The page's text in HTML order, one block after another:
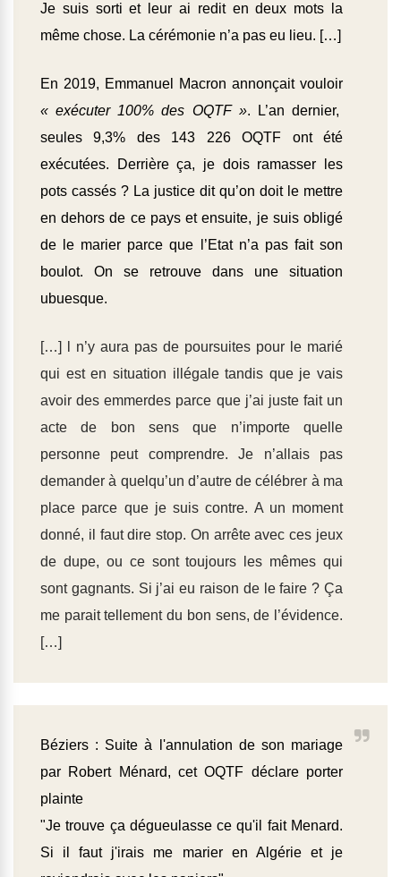
Je suis sorti et leur ai redit en deux mots la
même chose. La cérémonie n’a pas eu lieu. […]
En 2019, Emmanuel Macron annonçait vouloir
« exécuter 100% des OQTF ». L’an dernier,
seules 9,3% des 143 226 OQTF ont été
exécutées. Derrière ça, je dois ramasser les
pots cassés ? La justice dit qu’on doit le mettre
en dehors de ce pays et ensuite, je suis obligé
de le marier parce que l’Etat n’a pas fait son
boulot. On se retrouve dans une situation
ubuesque.
[…] l n’y aura pas de poursuites pour le marié
qui est en situation illégale tandis que je vais
avoir des emmerdes parce que j’ai juste fait un
acte de bon sens que n’importe quelle
personne peut comprendre. Je n’allais pas
demander à quelqu’un d’autre de célébrer à ma
place parce que je suis contre. A un moment
donné, il faut dire stop. On arrête avec ces jeux
de dupe, ou ce sont toujours les mêmes qui
sont gagnants. Si j’ai eu raison de le faire ? Ça
me parait tellement du bon sens, de l’évidence.
[…]
Béziers : Suite à l'annulation de son mariage
par Robert Ménard, cet OQTF déclare porter
plainte
"Je trouve ça dégueulasse ce qu'il fait Menard.
Si il faut j'irais me marier en Algérie et je